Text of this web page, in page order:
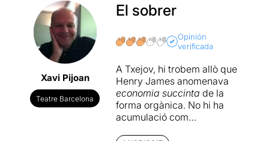
Xavi Pijoan
Teatre Barcelona
El sobrer
Opinión
verificada
A Txejov, hi trobem allò que
Henry James anomenava
economia succinta de la
forma orgànica. No hi ha
acumulació com